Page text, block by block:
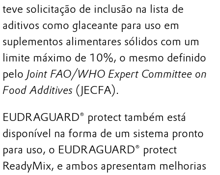
teve solicitação de inclusão na lista de
aditivos como glaceante para uso em
suplementos alimentares sólidos com um
limite máximo de 10%, o mesmo definido
pelo Joint FAO/WHO Expert Committee on
Food Additives (JECFA).
EUDRAGUARD® protect também está
disponível na forma de um sistema pronto
para uso, o EUDRAGUARD® protect
ReadyMix, e ambos apresentam melhorias